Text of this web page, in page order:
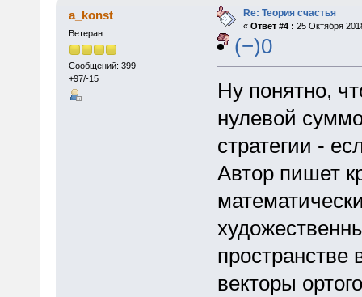
a_konst
Ветеран
Сообщений: 399
+97/-15
Re: Теория счастья
« Ответ #4 : 25 Октября
(−)0
Ну понятно,
нулевой
стратегии -
Автор пишет
пространстве
векторы